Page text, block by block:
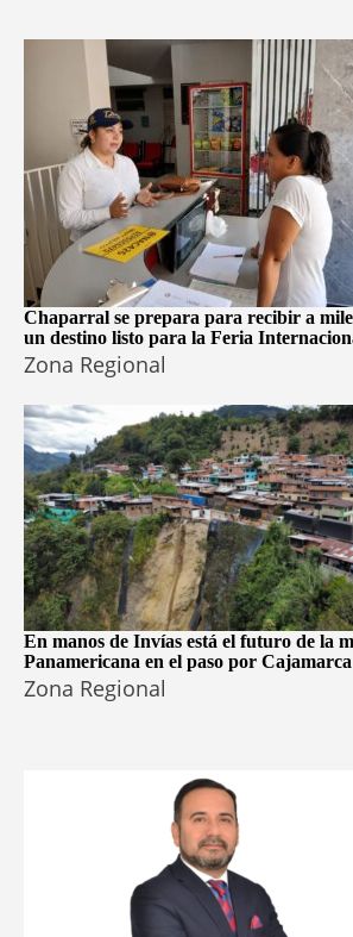
Chaparral se prepara para recibir a
un destino listo para la Feria
Zona Regional
En manos de Invías está el futuro de la
Panamericana en el paso por Cajamarca
Zona Regional